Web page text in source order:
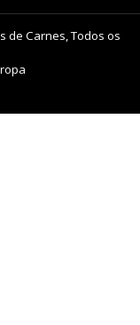
de Carnes, Todos os